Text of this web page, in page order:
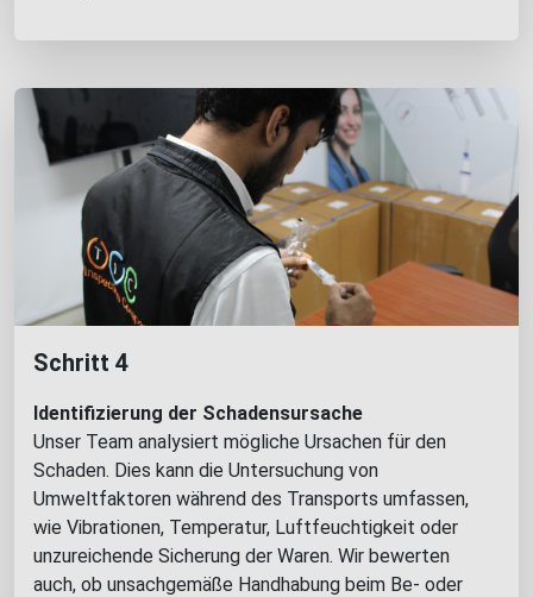
Schritt 4
Identifizierung der Schadensursache
Unser Team analysiert mögliche Ursachen für den
Schaden. Dies kann die Untersuchung von
Umweltfaktoren während des Transports umfassen,
wie Vibrationen, Temperatur, Luftfeuchtigkeit oder
unzureichende Sicherung der Waren. Wir bewerten
auch, ob unsachgemäße Handhabung beim Be- oder